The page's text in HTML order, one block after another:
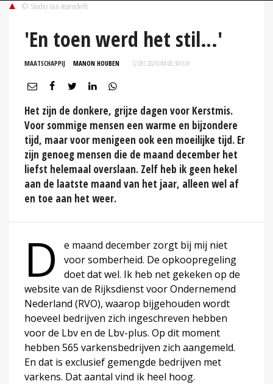
© Studio Van Assendelft
'En toen werd het stil…'
MAATSCHAPPIJ MANON HOUBEN 12 DEC 2024 OM 08:30UUR
Het zijn de donkere, grijze dagen voor Kerstmis.
Voor sommige mensen een warme en bijzondere
tijd, maar voor menigeen ook een moeilijke tijd. Er
zijn genoeg mensen die de maand december het
liefst helemaal overslaan. Zelf heb ik geen hekel
aan de laatste maand van het jaar, alleen wel af
en toe aan het weer.
D
e maand december zorgt bij mij niet
voor somberheid. De opkoopregeling
doet dat wel. Ik heb net gekeken op de
website van de Rijksdienst voor Ondernemend
Nederland (RVO), waarop bijgehouden wordt
hoeveel bedrijven zich ingeschreven hebben
voor de Lbv en de Lbv-plus. Op dit moment
hebben 565 varkensbedrijven zich aangemeld.
En dat is exclusief gemengde bedrijven met
varkens. Dat aantal vind ik heel hoog.